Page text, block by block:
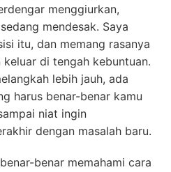
menggiurkan,
mendesak. Saya
itu, dan memang rasanya
di tengah kebuntuan.
lebih jauh, ada
harus benar-benar kamu
niat ingin
dengan masalah baru.
benar memahami cara